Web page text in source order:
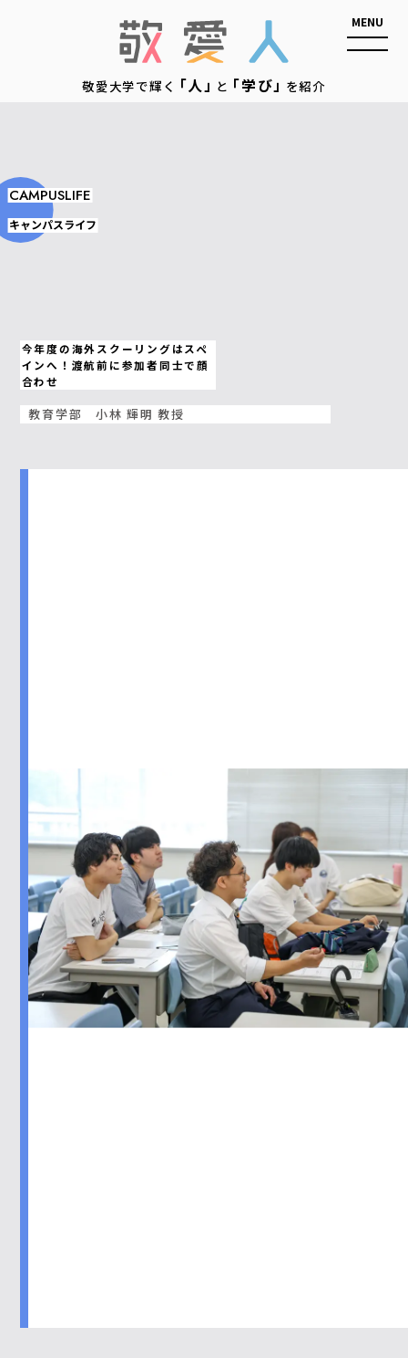
敬愛大学で輝く「人」と「学び」を紹介
CAMPUSLIFE
キャンパスライフ
今年度の海外スクーリングはスペ
インへ！渡航前に参加者同士で顔
合わせ
教育学部 小林 輝明 教授